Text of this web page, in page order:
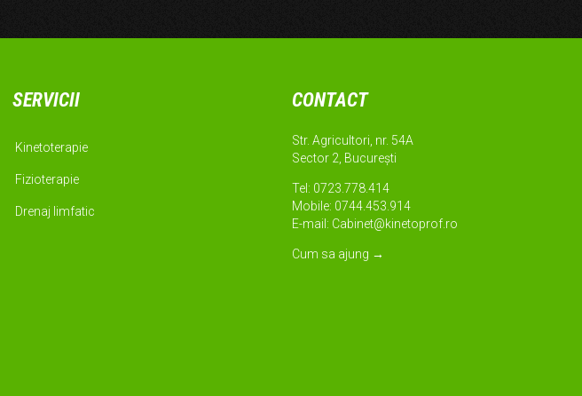
SERVICII
Kinetoterapie
Fizioterapie
Drenaj limfatic
CONTACT
Str. Agricultori, nr. 54A
Sector 2, București
Tel: 0723.778.414
Mobile: 0744.453.914
E-mail: Cabinet@kinetoprof.ro
Cum sa ajung →